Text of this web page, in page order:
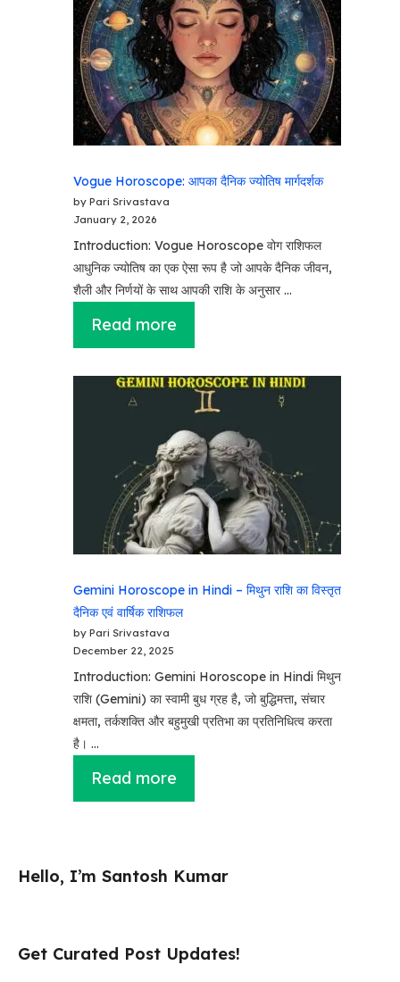
Vogue Horoscope: आपका दैनिक ज्योतिष मार्गदर्शक
by Pari Srivastava
January 2, 2026
Introduction: Vogue Horoscope वोग राशिफल
आधुनिक ज्योतिष का एक ऐसा रूप है जो आपके दैनिक जीवन,
शैली और निर्णयों के साथ आपकी राशि के अनुसार …
Read more
Gemini Horoscope in Hindi – मिथुन राशि का विस्तृत
दैनिक एवं वार्षिक राशिफल
by Pari Srivastava
December 22, 2025
Introduction: Gemini Horoscope in Hindi मिथुन
राशि (Gemini) का स्वामी बुध ग्रह है, जो बुद्धिमत्ता, संचार
क्षमता, तर्कशक्ति और बहुमुखी प्रतिभा का प्रतिनिधित्व करता
है। …
Read more
Hello, I’m Santosh Kumar
Get Curated Post Updates!